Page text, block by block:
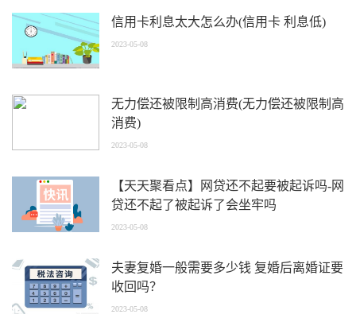
信用卡利息太大怎么办(信用卡 利息低)
2023-05-08
无力偿还被限制高消费(无力偿还被限制高
消费)
2023-05-08
【天天聚看点】网贷还不起要被起诉吗-网
贷还不起了被起诉了会坐牢吗
2023-05-08
夫妻复婚一般需要多少钱 复婚后离婚证要
收回吗？
2023-05-08